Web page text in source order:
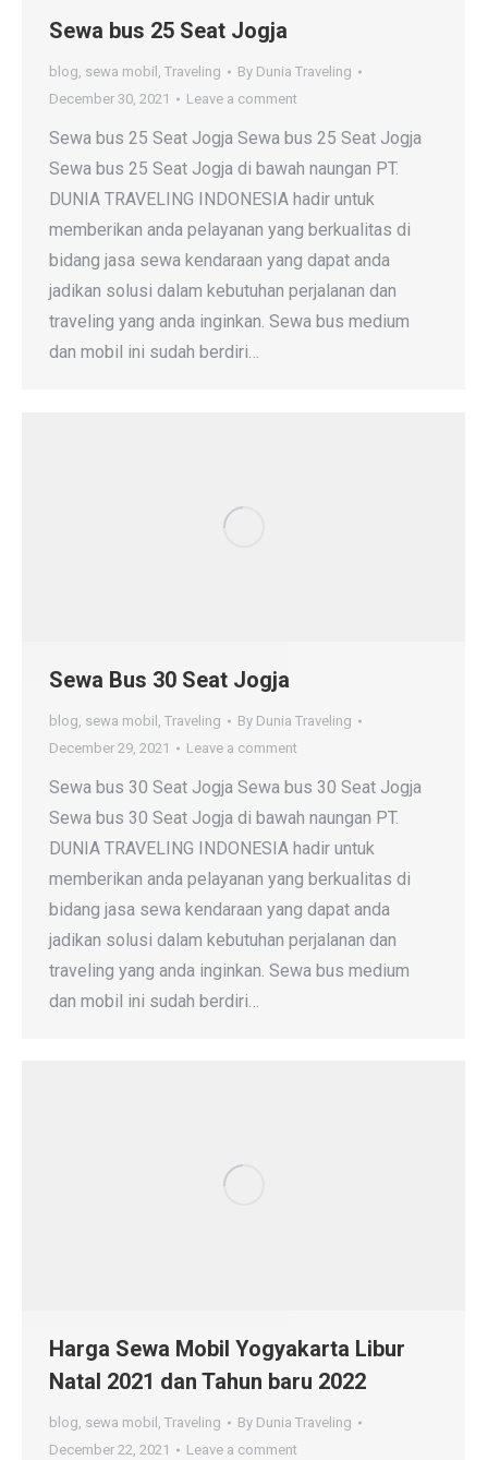
Sewa bus 25 Seat Jogja
blog, sewa mobil , Traveling By Dunia Traveling
December 30, 2021
Leave a comment
Sewa bus 25 Seat Jogja Sewa bus 25 Seat Jogja
Sewa bus 25 Seat Jogja di bawah naungan PT.
DUNIA TRAVELING INDONESIA hadir untuk
memberikan anda pelayanan yang berkualitas di
bidang jasa sewa kendaraan yang dapat anda
jadikan solusi dalam kebutuhan perjalanan dan
traveling yang anda inginkan. Sewa bus medium
dan mobil ini sudah berdiri…
Sewa Bus 30 Seat Jogja
blog, sewa mobil , Traveling By Dunia Traveling
December 29, 2021
Leave a comment
Sewa bus 30 Seat Jogja Sewa bus 30 Seat Jogja
Sewa bus 30 Seat Jogja di bawah naungan PT.
DUNIA TRAVELING INDONESIA hadir untuk
memberikan anda pelayanan yang berkualitas di
bidang jasa sewa kendaraan yang dapat anda
jadikan solusi dalam kebutuhan perjalanan dan
traveling yang anda inginkan. Sewa bus medium
dan mobil ini sudah berdiri…
Harga Sewa Mobil Yogyakarta Libur
Natal 2021 dan Tahun baru 2022
blog, sewa mobil , Traveling By Dunia Traveling
December 22, 2021
Leave a comment